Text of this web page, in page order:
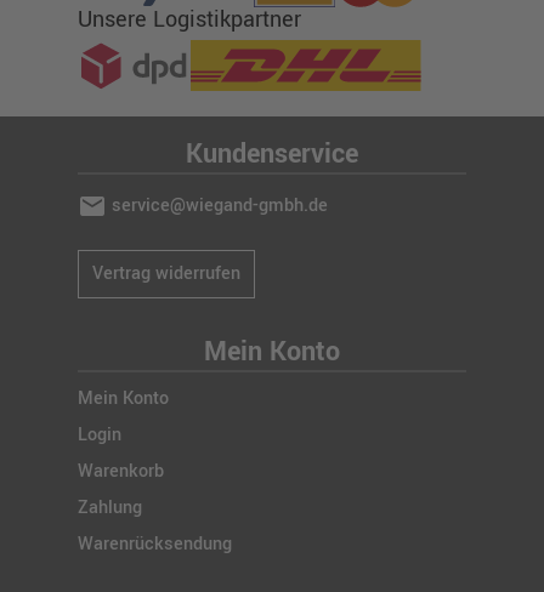
Unsere Logistikpartner
Kundenservice
mail service@wiegand-gmbh.de
Vertrag widerrufen
Mein Konto
Mein Konto
Login
Warenkorb
Zahlung
Warenrücksendung